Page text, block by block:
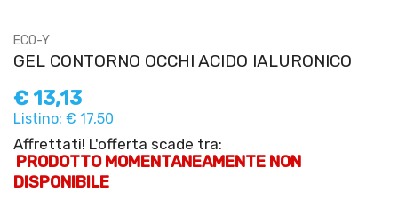
ECO-Y
GEL CONTORNO OCCHI ACIDO IALURONICO
€ 13,13
Listino: € 17,50
Affrettati! L'offerta scade tra:
PRODOTTO MOMENTANEAMENTE NON
DISPONIBILE